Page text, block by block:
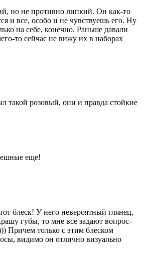
но не противно липкий. Он как-то
и все, особо и не чувствуешь его. Ну
на себе, конечно. Раньше давали
то сейчас не вижу их в наборах
такой розовый, они и правда стойкие
еще!
блеск! У него невероятный глянец,
губы, то мне все задают вопрос-
Причем только с этим блеском
видимо он отлично визуально